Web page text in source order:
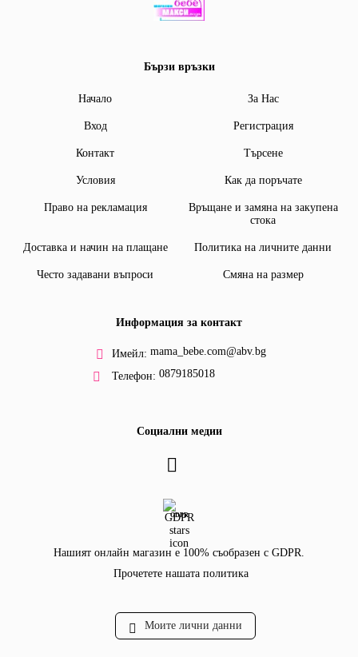
Бързи връзки
Начало За Нас
Вход Регистрация
Контакт Търсене
Условия Как да поръчате
Право на рекламация
Връщане и замяна на закупена
стока
Доставка и начин на плащане Политика на личните данни
Често задавани въпроси Смяна на размер
Информация за контакт
Имейл: mama_bebe.com@abv.bg
Телефон: 0879185018
Социални медии
GDPR
Нашият онлайн магазин е 100% съобразен с GDPR.
Прочетете нашата политика
Моите лични данни